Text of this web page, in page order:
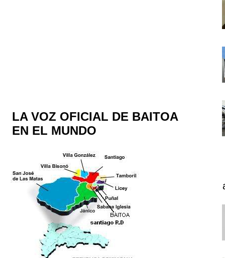
LA VOZ OFICIAL DE BAITOA
EN EL MUNDO